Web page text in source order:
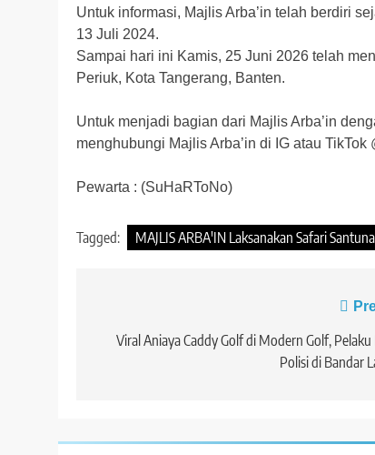
Untuk informasi, Majlis Arba’in telah berdiri
13 Juli 2024.
Sampai hari ini Kamis, 25 Juni 2026 telah
Periuk, Kota Tangerang, Banten.
Untuk menjadi bagian dari Majlis Arba’in
menghubungi Majlis Arba’in di IG atau TikTok
Pewarta : (SuHaRToNo)
Tagged: MAJLIS ARBA'IN Laksanakan Safari
pos
Viral Aniaya Caddy Golf di Modern Golf,
Polisi di Bandar